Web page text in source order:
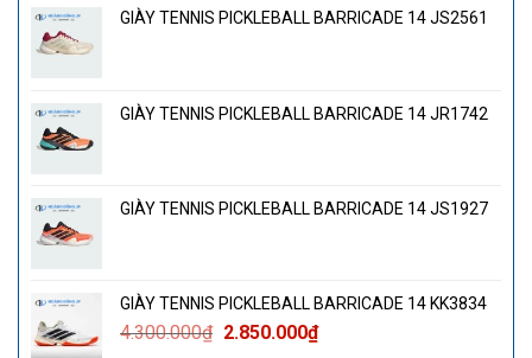
GIÀY TENNIS PICKLEBALL BARRICADE 14 JS2561
GIÀY TENNIS PICKLEBALL BARRICADE 14 JR1742
GIÀY TENNIS PICKLEBALL BARRICADE 14 JS1927
GIÀY TENNIS PICKLEBALL BARRICADE 14 KK3834
4.300.000₫ Giá
2.850.000₫Giá